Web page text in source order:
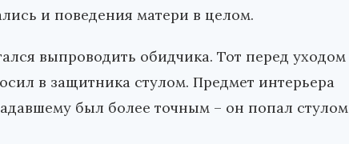
и поведения матери в целом.
выпроводить обидчика. Тот перед уходом
в защитника стулом. Предмет интерьера
был более точным – он попал стулом